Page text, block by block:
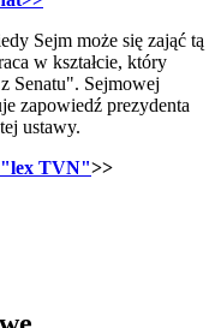
Sejm może się zająć tą
w kształcie, który
Senatu". Sejmowej
zapowiedź prezydenta
ustawy.
"lex TVN">>